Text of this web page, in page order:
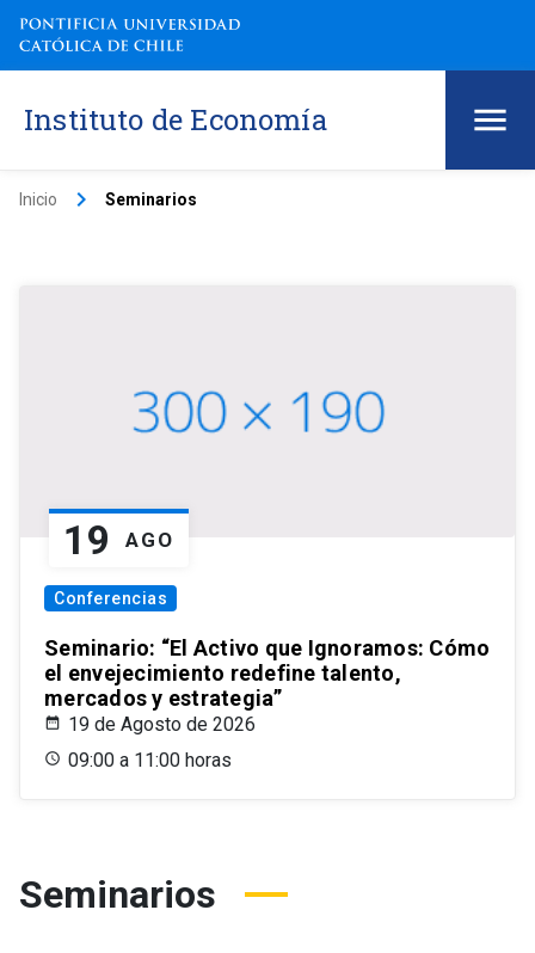
Instituto de Economía
Inicio keyboard_arrow_right Seminarios
19 AGO
Conferencias
Seminario: “El Activo que Ignoramos: Cómo
el envejecimiento redefine talento,
mercados y estrategia”
19 de Agosto de 2026
09:00 a 11:00 horas
Seminarios